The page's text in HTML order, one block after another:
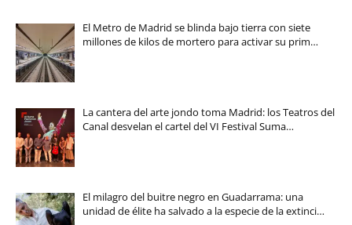
El Metro de Madrid se blinda bajo tierra con siete
millones de kilos de mortero para activar su prim…
La cantera del arte jondo toma Madrid: los Teatros del
Canal desvelan el cartel del VI Festival Suma…
El milagro del buitre negro en Guadarrama: una
unidad de élite ha salvado a la especie de la extinci…